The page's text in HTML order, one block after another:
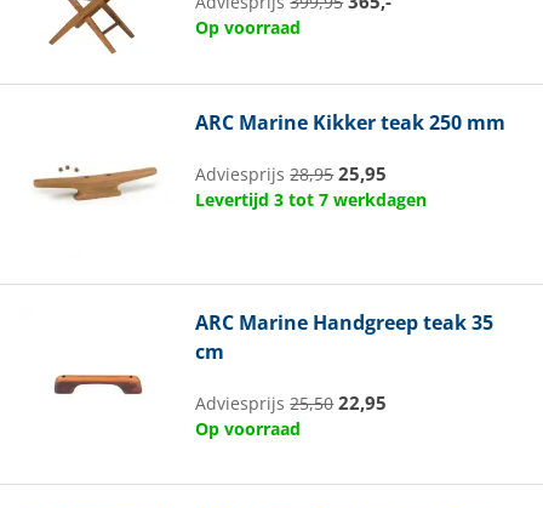
Op voorraad
ARC Marine Kikker teak 250 mm
Adviesprijs28,95 25,95
Levertijd 3 tot 7 werkdagen
ARC Marine Handgreep teak 35
cm
Adviesprijs25,50 22,95
Op voorraad